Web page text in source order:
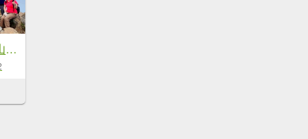
🌈4/11(六)台版富士山~小百岳-加里山×尋找一葉蘭✨FB：熊熊趴爬走~歡迎加入🌈